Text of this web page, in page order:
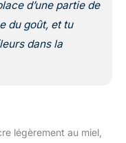
d’une partie de
du goût, et tu
dans la
légèrement au miel,